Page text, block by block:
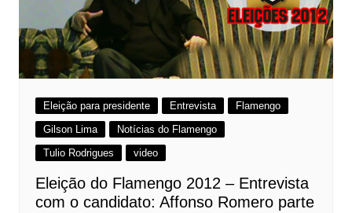
Eleição para presidente Entrevista
Flamengo
Gilson Lima
Notícias do Flamengo
Tulio Rodrigues
video
Eleição do Flamengo 2012 – Entrevista
com o candidato: Affonso Romero parte